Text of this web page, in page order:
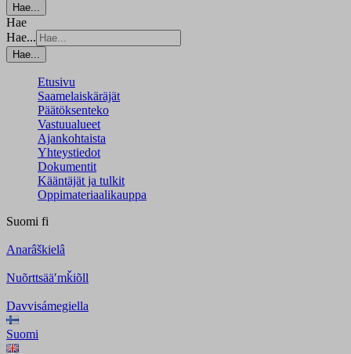
Hae...
Hae
Hae...
Hae...
Etusivu
Saamelaiskäräjät
Päätöksenteko
Vastuualueet
Ajankohtaista
Yhteystiedot
Dokumentit
Kääntäjät ja tulkit
Oppimateriaalikauppa
Suomi fi
Anarâškielâ
Nuõrttsääʹmǩiõll
Davvisámegiella
Suomi